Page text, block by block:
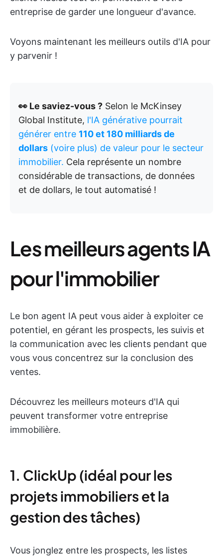
entreprise de garder une longueur d'avance.
Voyons maintenant les meilleurs outils d'IA pour
y parvenir !
👀 Le saviez-vous ? Selon le McKinsey
Global Institute, l'IA générative pourrait
générer entre 110 et 180 milliards de
dollars (voire plus) de valeur pour le secteur
immobilier. Cela représente un nombre
considérable de transactions, de données
et de dollars, le tout automatisé !
Les meilleurs agents IA
pour l'immobilier
Le bon agent IA peut vous aider à exploiter ce
potentiel, en gérant les prospects, les suivis et
la communication avec les clients pendant que
vous vous concentrez sur la conclusion des
ventes.
Découvrez les meilleurs moteurs d'IA qui
peuvent transformer votre entreprise
immobilière.
1. ClickUp (idéal pour les
projets immobiliers et la
gestion des tâches)
Vous jonglez entre les prospects, les listes